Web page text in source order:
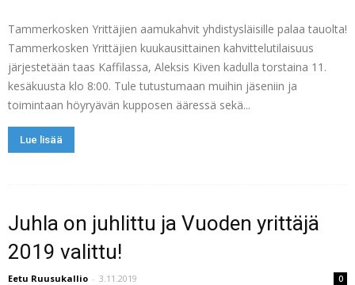
Tammerkosken Yrittäjien aamukahvit yhdistysläisille palaa tauolta!
Tammerkosken Yrittäjien kuukausittainen kahvittelutilaisuus
järjestetään taas Kaffilassa, Aleksis Kiven kadulla torstaina 11.
kesäkuusta klo 8:00. Tule tutustumaan muihin jäseniin ja
toimintaan höyryävän kupposen ääressä sekä...
Lue lisää
Juhla on juhlittu ja Vuoden yrittäjä
2019 valittu!
Eetu Ruusukallio - 3.11.2019 0